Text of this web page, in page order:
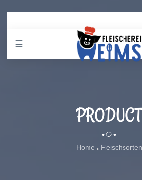
☰
PRODUCT
Home Fleischsorten